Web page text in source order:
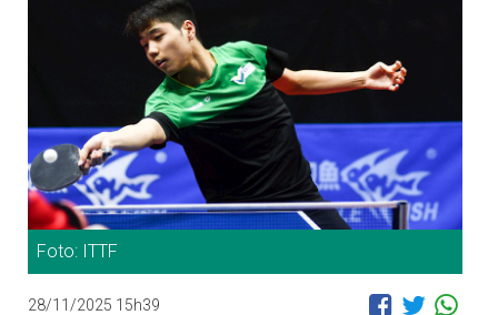
Foto: ITTF
28/11/2025 15h39